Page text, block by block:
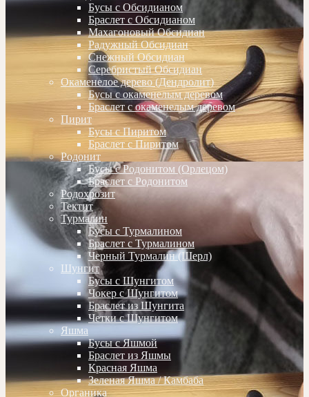
Бусы с Обсидианом
Браслет с Обсидианом
Махагоновый Обсидиан
Радужный Обсидиан
Снежный Обсидиан
Серебристый Обсидиан
Окаменелое дерево (Дендролит)
Бусы с окаменелым деревом
Браслет с окаменелым деревом
Пирит
Бусы с Пиритом
Браслет с Пиритом
Родонит
Бусы с Родонитом (Орлецом)
Браслет с Родонитом
Родохрозит
Тектит
Турмалин
Бусы с Турмалином
Браслет с Турмалином
Черный Турмалин (Шерл)
Шунгит
Бусы с Шунгитом
Чокер с Шунгитом
Браслет из Шунгита
Четки с Шунгитом
Яшма
Бусы с Яшмой
Браслет из Яшмы
Красная Яшма
Зеленая Яшма / Камбаба
Органика